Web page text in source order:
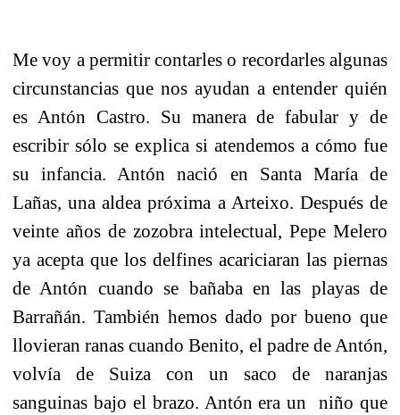
Me voy a permitir contarles o recordarles algunas
circunstancias que nos ayudan a entender quién
es Antón Castro. Su manera de fabular y de
escribir sólo se explica si atendemos a cómo fue
su infancia. Antón nació en Santa María de
Lañas, una aldea próxima a Arteixo. Después de
veinte años de zozobra intelectual, Pepe Melero
ya acepta que los delfines acariciaran las piernas
de Antón cuando se bañaba en las playas de
Barrañán. También hemos dado por bueno que
llovieran ranas cuando Benito, el padre de Antón,
volvía de Suiza con un saco de naranjas
sanguinas bajo el brazo. Antón era un niño que